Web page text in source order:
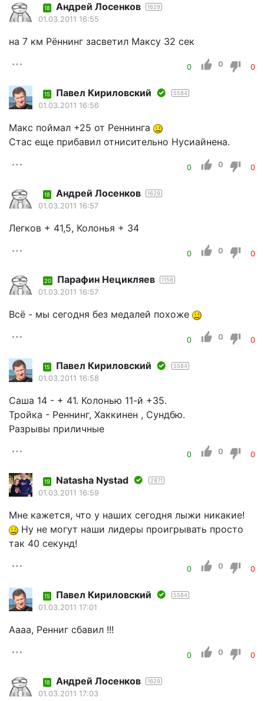
18 Андрей Лосенков 1629
01.03.2011 16:55
на 7 км Рённинг засветил Максу 32 сек
0 0 0
15 Павел Кириловский 5584
01.03.2011 16:56
Макс поймал +25 от Реннинга
Стас еще прибавил отнисительно Нусиайнена.
0 0 0
18 Андрей Лосенков 1629
01.03.2011 16:57
Легков + 41,5, Колонья + 34
0 0 0
20 Парафин Нецикляев 1158
01.03.2011 16:57
Всё - мы сегодня без медалей похоже
0 0 0
15 Павел Кириловский 5584
01.03.2011 16:58
Саша 14 - + 41. Колонью 11-й +35.
Тройка - Реннинг, Хаккинен , Сундбю.
Разрывы приличные
0 0 0
19 Natasha Nystad 2871
01.03.2011 16:59
Мне кажется, что у наших сегодня лыжи никакие!
Ну не могут наши лидеры проигрывать просто
так 40 секунд!
0 0 0
15 Павел Кириловский 5584
01.03.2011 17:01
Аааа, Ренниг сбавил !!!
0 0 0
18 Андрей Лосенков 1629
01.03.2011 17:03